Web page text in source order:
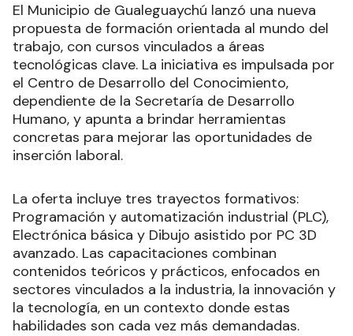
El Municipio de Gualeguaychú lanzó una nueva
propuesta de formación orientada al mundo del
trabajo, con cursos vinculados a áreas
tecnológicas clave. La iniciativa es impulsada por
el Centro de Desarrollo del Conocimiento,
dependiente de la Secretaría de Desarrollo
Humano, y apunta a brindar herramientas
concretas para mejorar las oportunidades de
inserción laboral.
La oferta incluye tres trayectos formativos:
Programación y automatización industrial (PLC),
Electrónica básica y Dibujo asistido por PC 3D
avanzado. Las capacitaciones combinan
contenidos teóricos y prácticos, enfocados en
sectores vinculados a la industria, la innovación y
la tecnología, en un contexto donde estas
habilidades son cada vez más demandadas.